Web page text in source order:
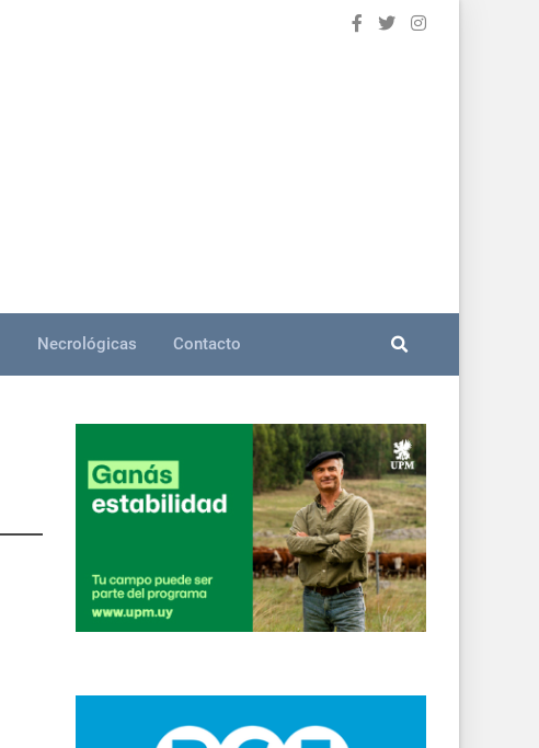
Necrológicas Contacto